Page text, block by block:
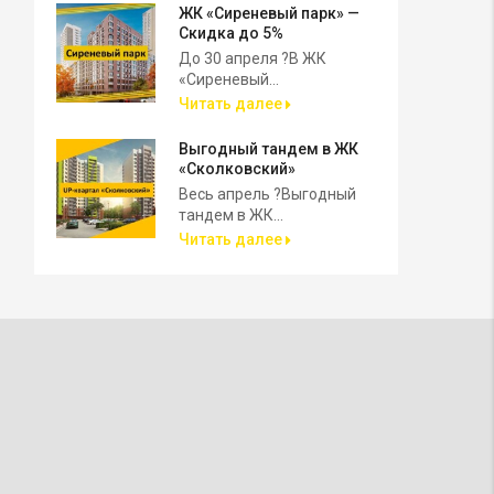
ЖК «Сиреневый парк» —
Скидка до 5%
До 30 апреля ?В ЖК
«Сиреневый...
Читать далее
Выгодный тандем в ЖК
«Сколковский»
Весь апрель ?Выгодный
тандем в ЖК...
Читать далее